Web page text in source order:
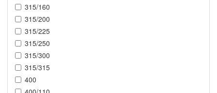
315/160
315/200
315/225
315/250
315/300
315/315
400